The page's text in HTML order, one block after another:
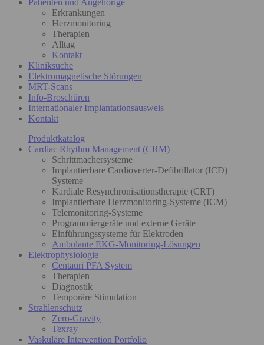
Erkrankungen
Herzmonitoring
Therapien
Alltag
Kontakt
Kliniksuche
Elektromagnetische Störungen
MRT-Scans
Info-Broschüren
Internationaler Implantationsausweis
Kontakt
Produktkatalog
Cardiac Rhythm Management (CRM)
Schrittmachersysteme
Implantierbare Cardioverter-Defibrillator (ICD)
Systeme
Kardiale Resynchronisationstherapie (CRT)
Implantierbare Herzmonitoring-Systeme (ICM)
Telemonitoring-Systeme
Programmiergeräte und externe Geräte
Einführungssysteme für Elektroden
Ambulante EKG-Monitoring-Lösungen
Elektrophysiologie
Centauri PFA System
Therapien
Diagnostik
Temporäre Stimulation
Strahlenschutz
Zero-Gravity
Texray
Vaskuläre Intervention Portfolio